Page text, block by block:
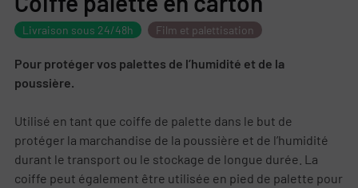
Livraison sous 24/48h Film et palettisation
Pour protéger vos palettes de l’humidité et de la
poussière.
Utilisé en tant que coiffe de palette dans le but de
protéger la marchandise de la poussière et de l’humidité
durant le transport ou le stockage de longue durée. La
coiffe peut également être utilisée en pied de palette pour